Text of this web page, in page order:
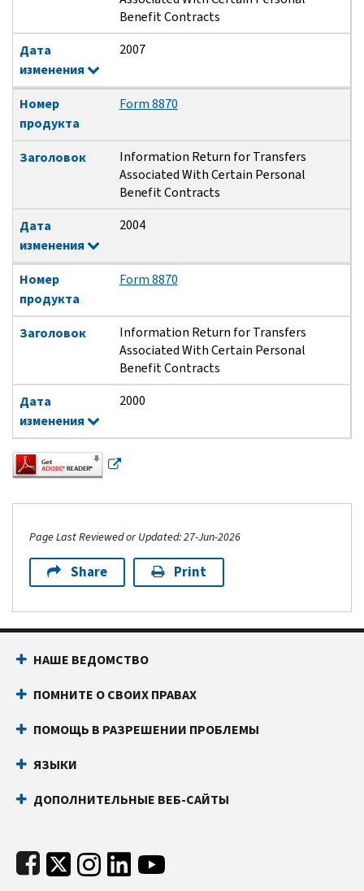
Benefit Contracts
Дата
изменения
2007
Номер
продукта
Form 8870
Заголовок
Information Return for Transfers
Associated With Certain Personal
Benefit Contracts
Дата
изменения
2004
Номер
продукта
Form 8870
Заголовок
Information Return for Transfers
Associated With Certain Personal
Benefit Contracts
Дата
изменения
2000
Page Last Reviewed or Updated: 27-Jun-2026
Share Print
Footer Navigation
НАШЕ ВЕДОМСТВО
ПОМНИТЕ О СВОИХ ПРАВАХ
ПОМОЩЬ В РАЗРЕШЕНИИ ПРОБЛЕМЫ
ЯЗЫКИ
ДОПОЛНИТЕЛЬНЫЕ ВЕБ-САЙТЫ